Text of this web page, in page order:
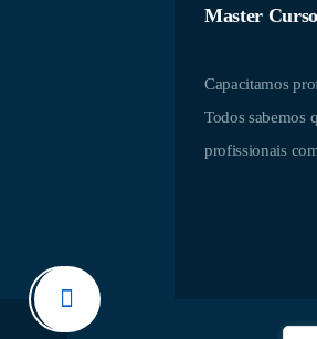
Master
Capacitamos
Todos sabemos
profissionais